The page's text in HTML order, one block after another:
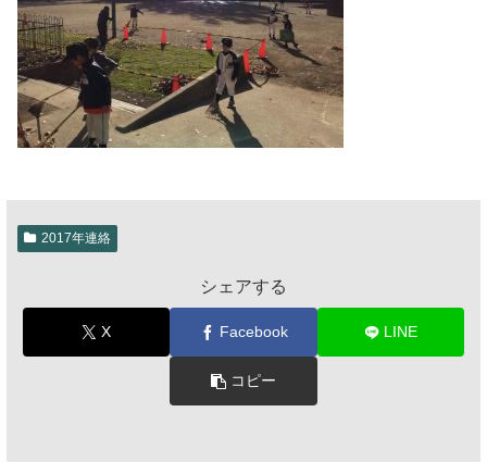
2017年連絡
シェアする
X Facebook LINE
コピー